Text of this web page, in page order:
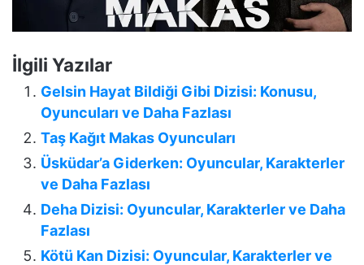
İlgili Yazılar
Gelsin Hayat Bildiği Gibi Dizisi: Konusu,
Oyuncuları ve Daha Fazlası
Taş Kağıt Makas Oyuncuları
Üsküdar’a Giderken: Oyuncular, Karakterler
ve Daha Fazlası
Deha Dizisi: Oyuncular, Karakterler ve Daha
Fazlası
Kötü Kan Dizisi: Oyuncular, Karakterler ve